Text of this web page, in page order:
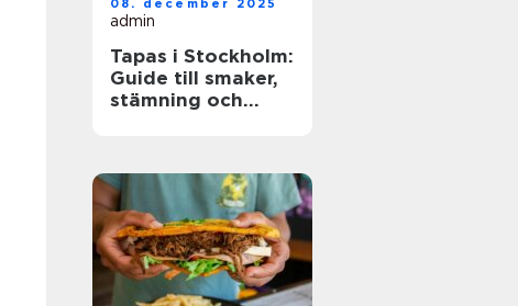
08. december 2025
admin
Tapas i Stockholm:
Guide till smaker,
stämning och